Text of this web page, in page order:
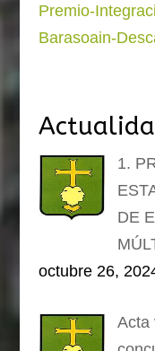
Premio-
Barasoain-
1.
DE
octubre 26,
Acta